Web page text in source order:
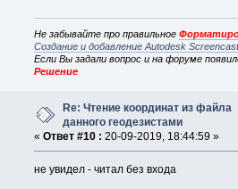
Не забывайте про правильное
Создание и добавление Autodesk
Если Вы задали вопрос и на форуме
Решение
Re: Чтение координат из файла
данного геодезистами
« Ответ #10 : 20-09-2019, 18:44:59 »
не увидел - читал без входа